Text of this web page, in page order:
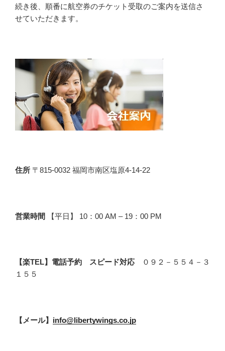
続き後、順番に航空券のチケット受取のご案内を送信さ
せていただきます。
住所 〒815-0032 福岡市南区塩原4-14-22
営業時間 【平日】 10：00 AM – 19：00 PM
【楽TEL】電話予約 スピード対応
０９２－５５４－３
１５５
【メール】 info@libertywings.co.jp